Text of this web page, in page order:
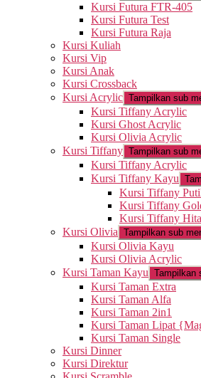
Kursi Futura FTR-405
Kursi Futura Test
Kursi Futura Raja
Kursi Kuliah
Kursi Vip
Kursi Anak
Kursi Crossback
Kursi Acrylic Tampilkan sub
Kursi Tiffany Acrylic
Kursi Ghost Acrylic
Kursi Olivia Acrylic
Kursi Tiffany Tampilkan sub
Kursi Tiffany Acrylic
Kursi Tiffany Kayu
Kursi Tiffany
Kursi Tiffany
Kursi Tiffany
Kursi Olivia Tampilkan sub
Kursi Olivia Kayu
Kursi Olivia Acrylic
Kursi Taman Kayu Tampilkan
Kursi Taman Extra
Kursi Taman Alfa
Kursi Taman 2in1
Kursi Taman Lipat
Kursi Taman Single
Kursi Dinner
Kursi Direktur